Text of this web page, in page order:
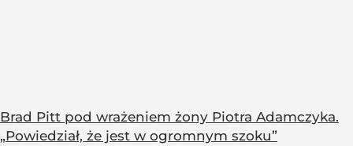
Brad Pitt pod wrażeniem żony Piotra Adamczyka.
„Powiedział, że jest w ogromnym szoku”